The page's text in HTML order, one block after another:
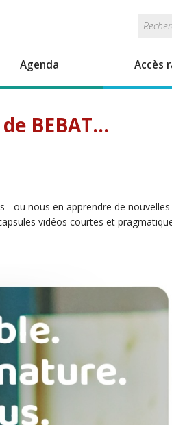
Agenda Accès
BEBAT...
- ou nous en apprendre de nouvelles
vidéos courtes et